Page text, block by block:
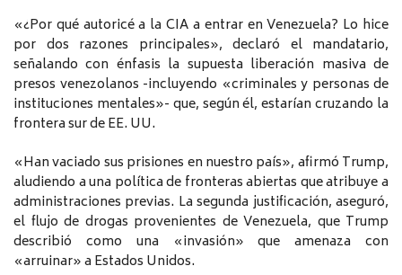
«¿Por qué autoricé a la CIA a entrar en Venezuela? Lo hice
por dos razones principales», declaró el mandatario,
señalando con énfasis la supuesta liberación masiva de
presos venezolanos -incluyendo «criminales y personas de
instituciones mentales»- que, según él, estarían cruzando la
frontera sur de EE. UU.
«Han vaciado sus prisiones en nuestro país», afirmó Trump,
aludiendo a una política de fronteras abiertas que atribuye a
administraciones previas. La segunda justificación, aseguró,
el flujo de drogas provenientes de Venezuela, que Trump
describió como una «invasión» que amenaza con
«arruinar» a Estados Unidos.